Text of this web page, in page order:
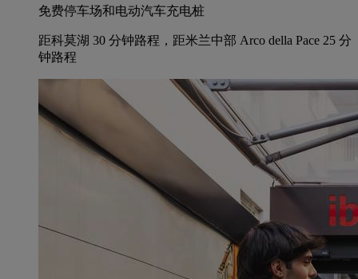
免费停车场和电动汽车充电桩
距科莫湖 30 分钟路程，距米兰中部 Arco della Pace 25 分
钟路程